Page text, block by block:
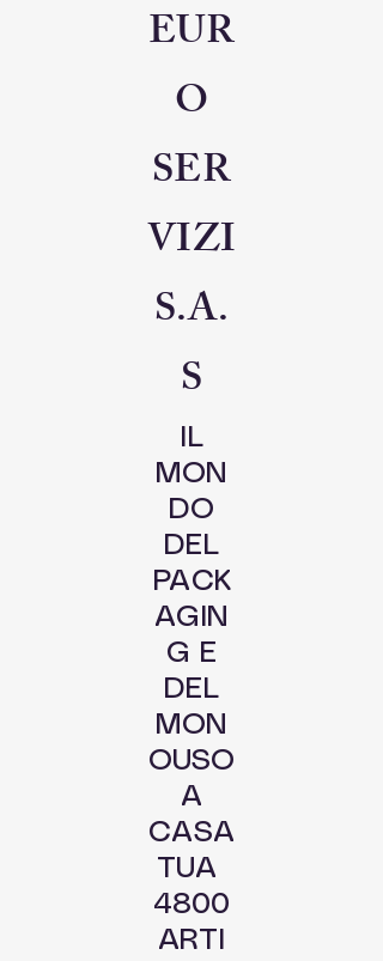
EUR
O
SER
VIZI
S.A.
S
IL
MON
DO
DEL
PACK
AGIN
G E
DEL
MON
OUSO
A
CASA
TUA
4800
ARTI